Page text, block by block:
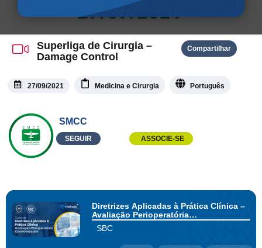
Superliga de Cirurgia –
Damage Control
Compartilhar
27/09/2021 Medicina e Cirurgia Português
SMCC
SEGUIR ASSOCIE-SE
Diretrizes Aplicadas à Prática Clínica –
Avaliação Perioperatória
Cardiovascular
SBC